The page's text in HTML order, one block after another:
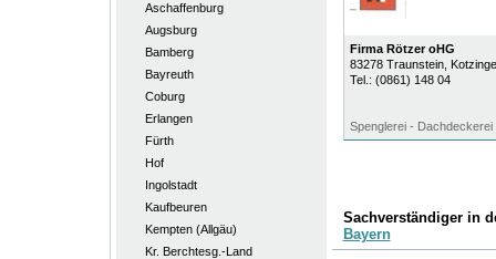
Aschaffenburg
Augsburg
Bamberg
Bayreuth
Coburg
Erlangen
Fürth
Hof
Ingolstadt
Kaufbeuren
Kempten (Allgäu)
Kr. Berchtesg.-Land
Firma Rötzer oHG
83278 Traunstein,
Tel.: (0861) 148 04
Spenglerei -
Sachverständiger in
Bayern